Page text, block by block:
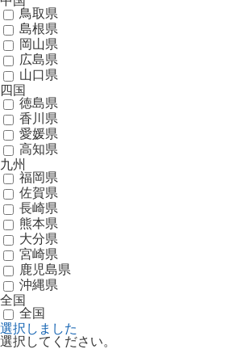
鳥取県
島根県
岡山県
広島県
山口県
四国
徳島県
香川県
愛媛県
高知県
九州
福岡県
佐賀県
長崎県
熊本県
大分県
宮崎県
鹿児島県
沖縄県
全国
全国
選択しました
選択してください。